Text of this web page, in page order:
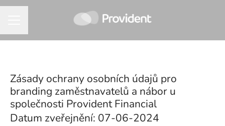
KARIÉRNÍ NABÍDKA
Zásady ochrany osobních údajů pro
branding zaměstnavatelů a nábor u
společnosti Provident Financial
Datum zveřejnění: 07-06-2024